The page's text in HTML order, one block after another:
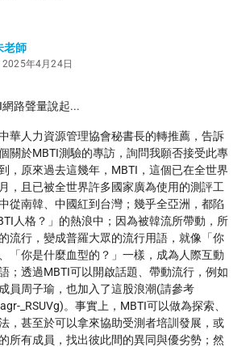
老師
2025年4月24日
路聲量說起...
華人力資源管理協會秘書長的轉推薦，告訴
關於MBTI測驗的專訪，詢問我願否接受此專
，原來過去這幾年，MBTI，這個已在全世界
，且已被全世界許多國家廣為使用的測評工
從南韓、中國紅到台灣；幾乎全亞洲，都陷
人格？」的熱浪中；因為被韓流所帶動，所
流行，變成普羅大眾的流行用語，就像「你
「你是什麼血型的？」一樣，成為人際互動
；透過MBTI可以開啟話題、帶動流行，例如
員周子瑜，也加入了這股浪潮(請參考
_RSUVg)。事實上，MBTI可以做為探索、
，甚至於可以拿來協助受測者培訓發展，或
所有成員，找出彼此間的異同與優劣勢；然